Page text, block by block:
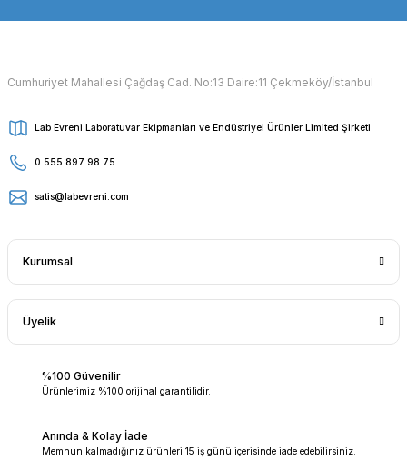
Cumhuriyet Mahallesi Çağdaş Cad. No:13 Daire:11 Çekmeköy/İstanbul
Lab Evreni Laboratuvar Ekipmanları ve Endüstriyel Ürünler Limited Şirketi
0 555 897 98 75
satis@labevreni.com
Kurumsal
Üyelik
%100 Güvenilir
Ürünlerimiz %100 orijinal garantilidir.
Anında & Kolay İade
Memnun kalmadığınız ürünleri 15 iş günü içerisinde iade edebilirsiniz.